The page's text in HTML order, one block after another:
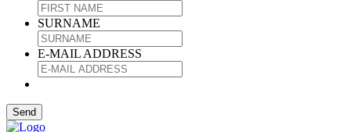
SURNAME
E-MAIL ADDRESS